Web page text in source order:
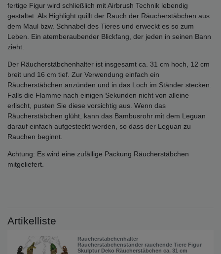
fertige Figur wird schließlich mit Airbrush Technik lebendig
gestaltet. Als Highlight quillt der Rauch der Räucherstäbchen aus
dem Maul bzw. Schnabel des Tieres und erweckt es so zum
Leben. Ein atemberaubender Blickfang, der jeden in seinen Bann
zieht.
Der Räucherstäbchenhalter ist insgesamt ca. 31 cm hoch, 12 cm
breit und 16 cm tief. Zur Verwendung einfach ein
Räucherstäbchen anzünden und in das Loch im Ständer stecken.
Falls die Flamme nach einigen Sekunden nicht von alleine
erlischt, pusten Sie diese vorsichtig aus. Wenn das
Räucherstäbchen glüht, kann das Bambusrohr mit dem Leguan
darauf einfach aufgesteckt werden, so dass der Leguan zu
Rauchen beginnt.
Achtung: Es wird eine zufällige Packung Räucherstäbchen
mitgeliefert.
Artikelliste
Räucherstäbchenhalter
Räucherstäbchenständer rauchende Tiere Figur
Skulptur Deko Räucherstäbchen ca. 31 cm